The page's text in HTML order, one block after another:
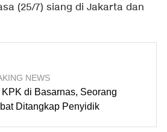
(25/7) siang di Jakarta dan
NEWS
KPK di Basarnas, Seorang
Ditangkap Penyidik